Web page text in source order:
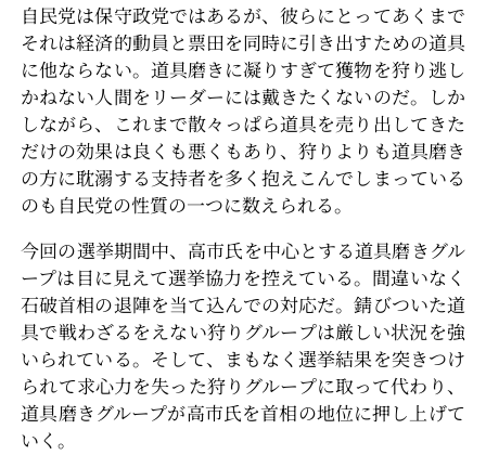
自民党は保守政党ではあるが、彼らにとってあくまで
それは経済的動員と票田を同時に引き出すための道具
に他ならない。道具磨きに凝りすぎて獲物を狩り逃し
かねない人間をリーダーには戴きたくないのだ。しか
しながら、これまで散々っぱら道具を売り出してきた
だけの効果は良くも悪くもあり、狩りよりも道具磨き
の方に耽溺する支持者を多く抱えこんでしまっている
のも自民党の性質の一つに数えられる。
今回の選挙期間中、高市氏を中心とする道具磨きグル
ープは目に見えて選挙協力を控えている。間違いなく
石破首相の退陣を当て込んでの対応だ。錆びついた道
具で戦わざるをえない狩りグループは厳しい状況を強
いられている。そして、まもなく選挙結果を突きつけ
られて求心力を失った狩りグループに取って代わり、
道具磨きグループが高市氏を首相の地位に押し上げて
いく。